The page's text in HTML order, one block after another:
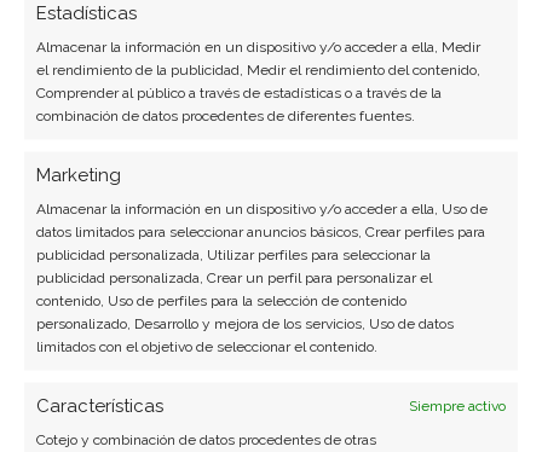
Estadísticas
Almacenar la información en un dispositivo y/o acceder a ella, Medir
el rendimiento de la publicidad, Medir el rendimiento del contenido,
Comprender al público a través de estadísticas o a través de la
combinación de datos procedentes de diferentes fuentes.
Marketing
Almacenar la información en un dispositivo y/o acceder a ella, Uso de
datos limitados para seleccionar anuncios básicos, Crear perfiles para
publicidad personalizada, Utilizar perfiles para seleccionar la
publicidad personalizada, Crear un perfil para personalizar el
contenido, Uso de perfiles para la selección de contenido
personalizado, Desarrollo y mejora de los servicios, Uso de datos
limitados con el objetivo de seleccionar el contenido.
Características
Siempre activo
Cotejo y combinación de datos procedentes de otras
SOBRE EL AUTOR
Periodista especializada en tecnología y
transformación digital con más de 8 años de
experiencia. Experta en inteligencia artificial,
ciberseguridad y startups tecnológicas.
Ver todos los artículos →